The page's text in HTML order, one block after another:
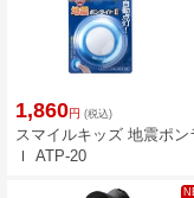
1,860円 (税込)
スマイルキッズ 地震ポン
Ｉ ATP-20